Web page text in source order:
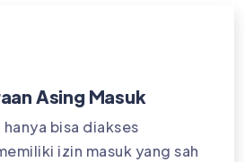
Asing Masuk
bisa diakses
izin masuk yang sah